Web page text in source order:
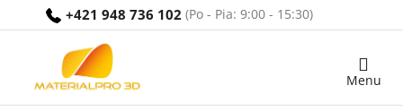
+421 948 736 102
Nákupný